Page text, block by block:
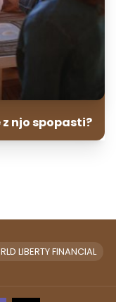
njo spopasti?
LIBERTY FINANCIAL